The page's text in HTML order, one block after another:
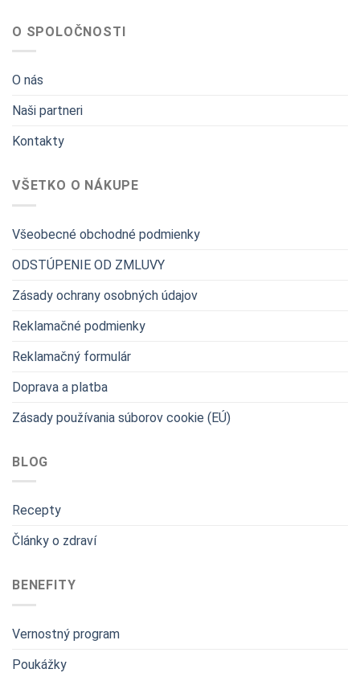
O SPOLOČNOSTI
O nás
Naši partneri
Kontakty
VŠETKO O NÁKUPE
Všeobecné obchodné podmienky
ODSTÚPENIE OD ZMLUVY
Zásady ochrany osobných údajov
Reklamačné podmienky
Reklamačný formulár
Doprava a platba
Zásady používania súborov cookie (EÚ)
BLOG
Recepty
Články o zdraví
BENEFITY
Vernostný program
Poukážky